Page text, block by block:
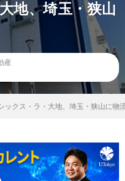
地、埼玉・狭山
産
ックス・ラ・大地、埼玉・狭山に物